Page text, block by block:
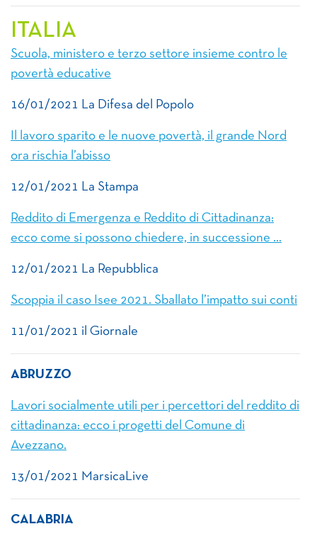
ITALIA
Scuola, ministero e terzo settore insieme contro le
povertà educative
16/01/2021 La Difesa del Popolo
Il lavoro sparito e le nuove povertà, il grande Nord
ora rischia l’abisso
12/01/2021 La Stampa
Reddito di Emergenza e Reddito di Cittadinanza:
ecco come si possono chiedere, in successione …
12/01/2021 La Repubblica
Scoppia il caso Isee 2021. Sballato l’impatto sui conti
11/01/2021 il Giornale
ABRUZZO
Lavori socialmente utili per i percettori del reddito di
cittadinanza: ecco i progetti del Comune di
Avezzano.
13/01/2021 MarsicaLive
CALABRIA